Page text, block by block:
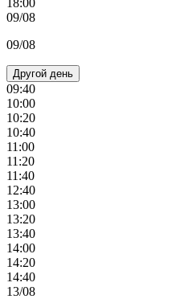
09/08
09/08
Другой день
09:40
10:00
10:20
10:40
11:00
11:20
11:40
12:40
13:00
13:20
13:40
14:00
14:20
14:40
13/08